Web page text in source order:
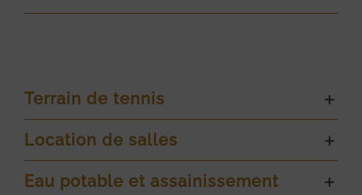
Terrain de tennis
Location de salles
Eau potable et assainissement